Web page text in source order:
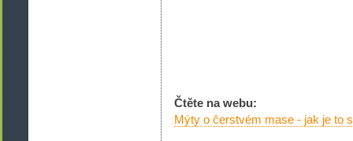
Čtěte na webu:
Mýty o čerstvém mase - jak je to